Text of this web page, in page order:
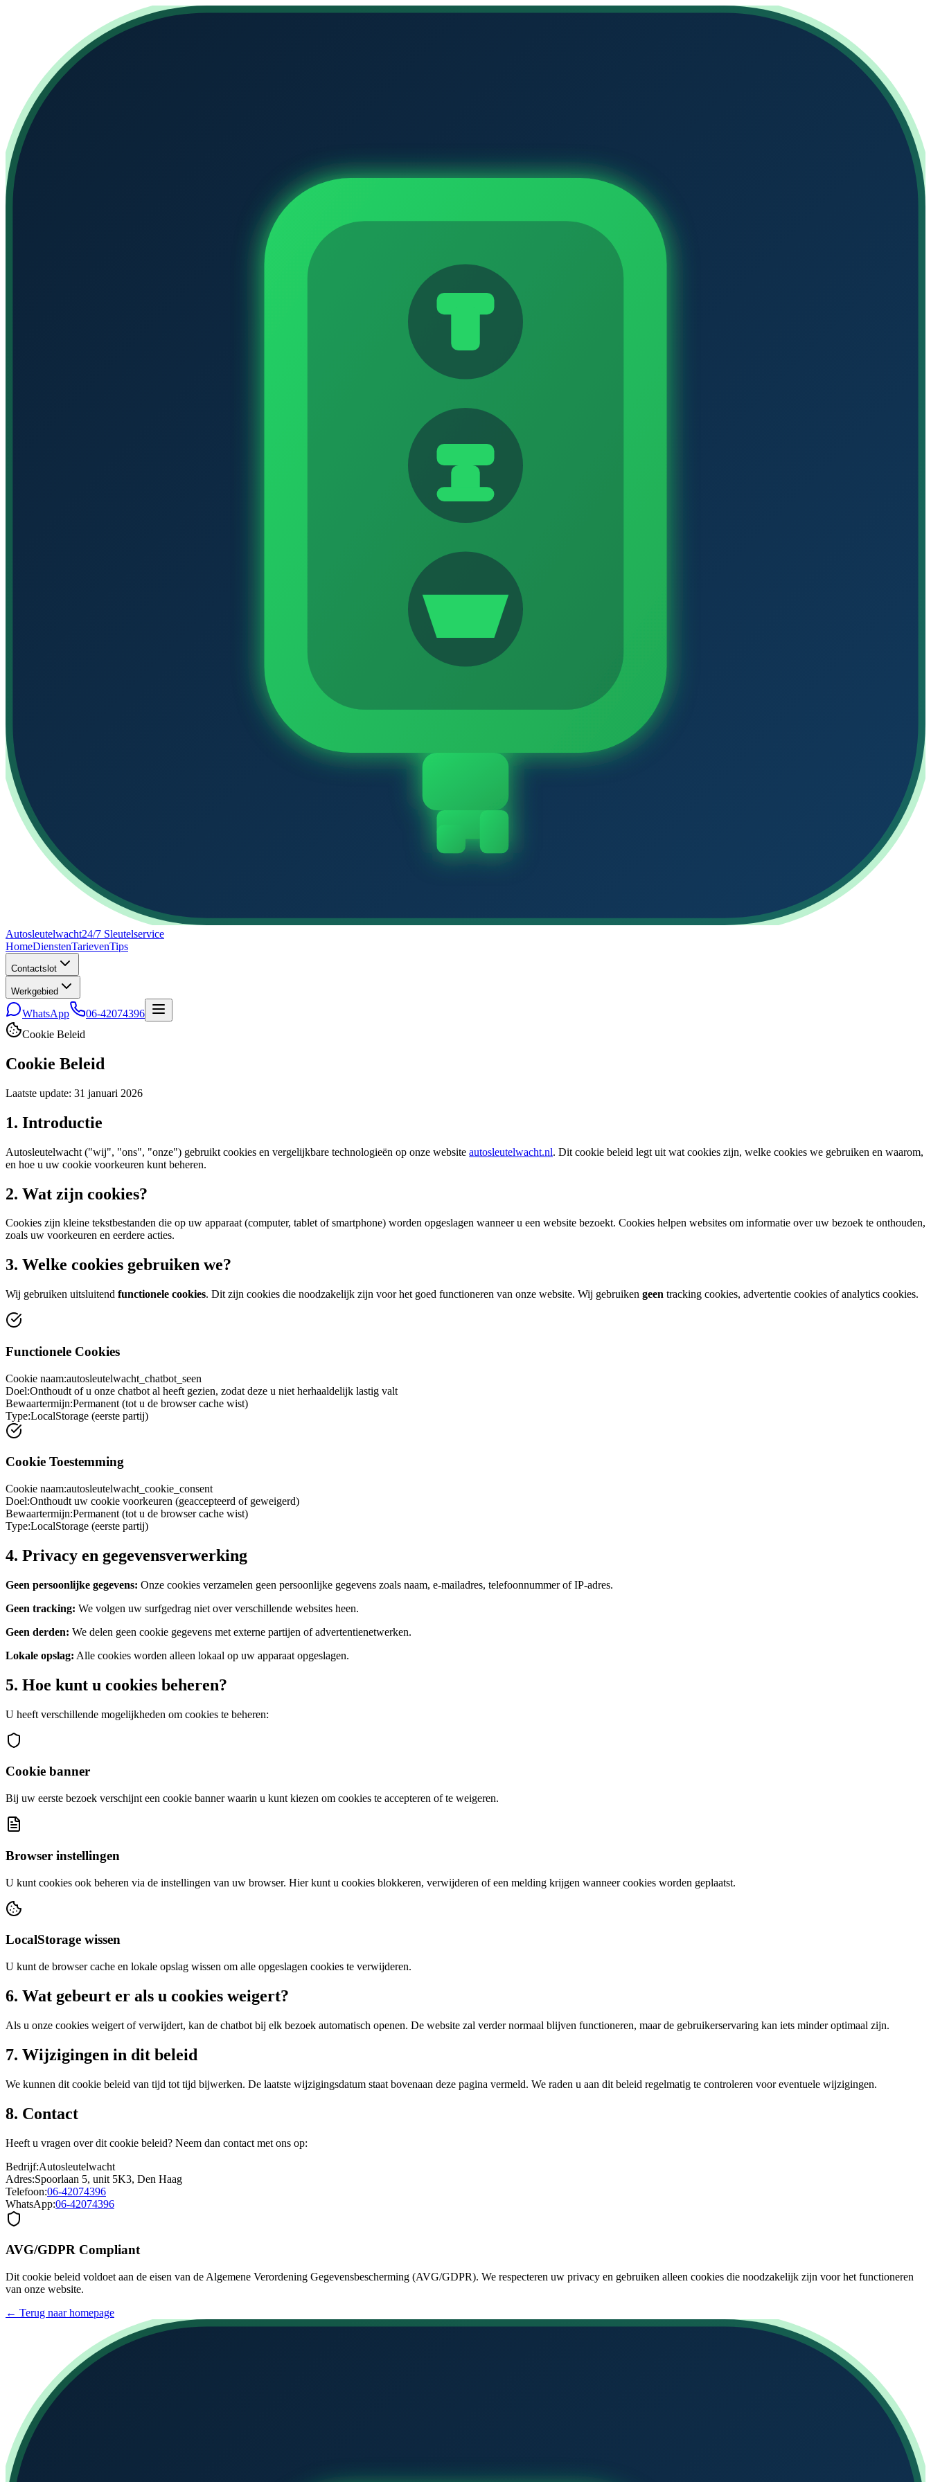
Autosleutelwacht24/7 Sleutelservice
HomeDienstenTarievenTips
Contactslot
Werkgebied
WhatsApp
06-42074396
Cookie Beleid
Cookie Beleid
Laatste update: 31 januari 2026
1. Introductie
Autosleutelwacht ("wij", "ons", "onze") gebruikt cookies en vergelijkbare technologieën op onze website autosleutelwacht.nl. Dit cookie beleid legt uit wat cookies zijn, welke cookies we gebruiken en waarom,
en hoe u uw cookie voorkeuren kunt beheren.
2. Wat zijn cookies?
Cookies zijn kleine tekstbestanden die op uw apparaat (computer, tablet of smartphone) worden opgeslagen wanneer u een website bezoekt. Cookies helpen websites om informatie over uw bezoek te onthouden,
zoals uw voorkeuren en eerdere acties.
3. Welke cookies gebruiken we?
Wij gebruiken uitsluitend functionele cookies. Dit zijn cookies die noodzakelijk zijn voor het goed functioneren van onze website. Wij gebruiken geen tracking cookies, advertentie cookies of analytics cookies.
Functionele Cookies
Cookie naam:autosleutelwacht_chatbot_seen
Doel:Onthoudt of u onze chatbot al heeft gezien, zodat deze u niet herhaaldelijk lastig valt
Bewaartermijn:Permanent (tot u de browser cache wist)
Type:LocalStorage (eerste partij)
Cookie Toestemming
Cookie naam:autosleutelwacht_cookie_consent
Doel:Onthoudt uw cookie voorkeuren (geaccepteerd of geweigerd)
Bewaartermijn:Permanent (tot u de browser cache wist)
Type:LocalStorage (eerste partij)
4. Privacy en gegevensverwerking
Geen persoonlijke gegevens: Onze cookies verzamelen geen persoonlijke gegevens zoals naam, e-mailadres, telefoonnummer of IP-adres.
Geen tracking: We volgen uw surfgedrag niet over verschillende websites heen.
Geen derden: We delen geen cookie gegevens met externe partijen of advertentienetwerken.
Lokale opslag: Alle cookies worden alleen lokaal op uw apparaat opgeslagen.
5. Hoe kunt u cookies beheren?
U heeft verschillende mogelijkheden om cookies te beheren:
Cookie banner
Bij uw eerste bezoek verschijnt een cookie banner waarin u kunt kiezen om cookies te accepteren of te weigeren.
Browser instellingen
U kunt cookies ook beheren via de instellingen van uw browser. Hier kunt u cookies blokkeren, verwijderen of een melding krijgen wanneer cookies worden geplaatst.
LocalStorage wissen
U kunt de browser cache en lokale opslag wissen om alle opgeslagen cookies te verwijderen.
6. Wat gebeurt er als u cookies weigert?
Als u onze cookies weigert of verwijdert, kan de chatbot bij elk bezoek automatisch openen. De website zal verder normaal blijven functioneren, maar de gebruikerservaring kan iets minder optimaal zijn.
7. Wijzigingen in dit beleid
We kunnen dit cookie beleid van tijd tot tijd bijwerken. De laatste wijzigingsdatum staat bovenaan deze pagina vermeld. We raden u aan dit beleid regelmatig te controleren voor eventuele wijzigingen.
8. Contact
Heeft u vragen over dit cookie beleid? Neem dan contact met ons op:
Bedrijf:Autosleutelwacht
Adres:Spoorlaan 5, unit 5K3, Den Haag
Telefoon:06-42074396
WhatsApp:06-42074396
AVG/GDPR Compliant
Dit cookie beleid voldoet aan de eisen van de Algemene Verordening Gegevensbescherming (AVG/GDPR). We respecteren uw privacy en gebruiken alleen cookies die noodzakelijk zijn voor het functioneren
van onze website.
← Terug naar homepage